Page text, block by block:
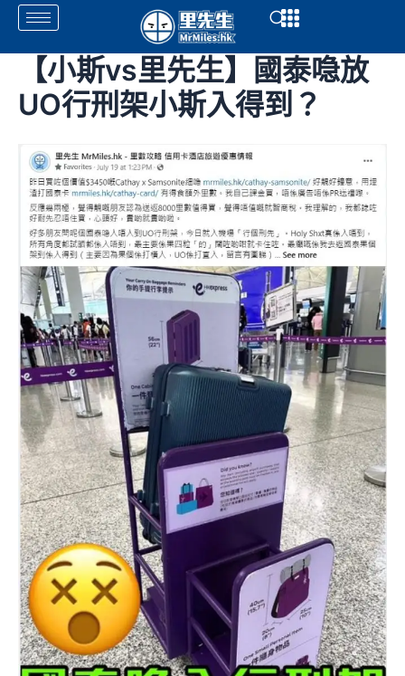
Skip
content
Open
【小斯vs里先生】國泰喼放
UO行刑架小斯入得到？